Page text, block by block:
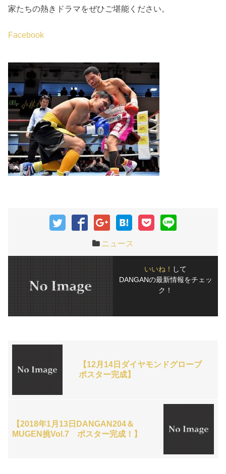
家たちの熱きドラマをぜひご堪能ください。
Facebook
ニュース
いいね！ して
DANGANの最新情報をチェッ
ク！
【12月14日ダイヤモンドグローブ
ポスター完成】
【2018年1月13日DANGAN204＆
MUGEN挑Vol.7 ポスター完成！】